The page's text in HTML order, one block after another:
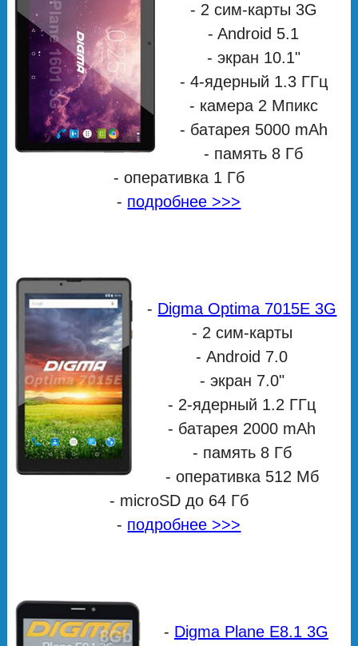
- 2 сим-карты 3G
- Android 5.1
- экран 10.1"
- 4-ядерный 1.3 ГГц
- камера 2 Мпикс
- батарея 5000 mAh
- память 8 Гб
- оперативка 1 Гб
- подробнее >>>
- Digma Optima 7015E 3G
- 2 сим-карты
- Android 7.0
- экран 7.0"
- 2-ядерный 1.2 ГГц
- батарея 2000 mAh
- память 8 Гб
- оперативка 512 Мб
- microSD до 64 Гб
- подробнее >>>
- Digma Plane E8.1 3G